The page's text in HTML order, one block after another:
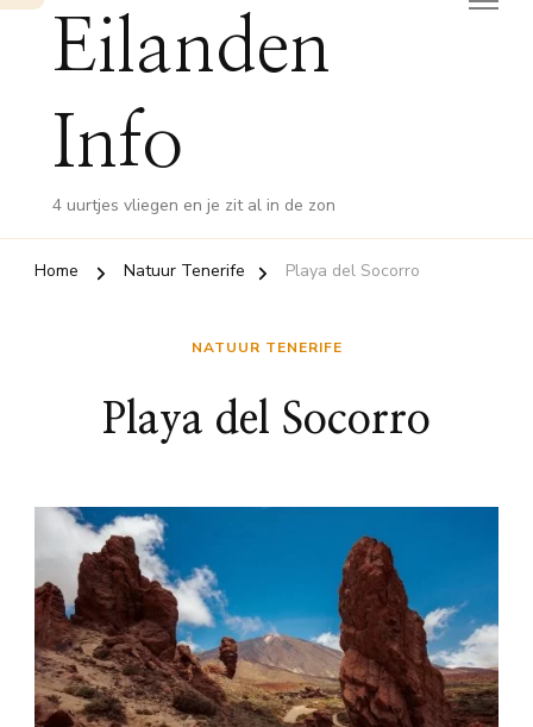
Eilanden
Info
4 uurtjes vliegen en je zit al in de zon
Home Natuur Tenerife Playa del Socorro
NATUUR TENERIFE
Playa del Socorro